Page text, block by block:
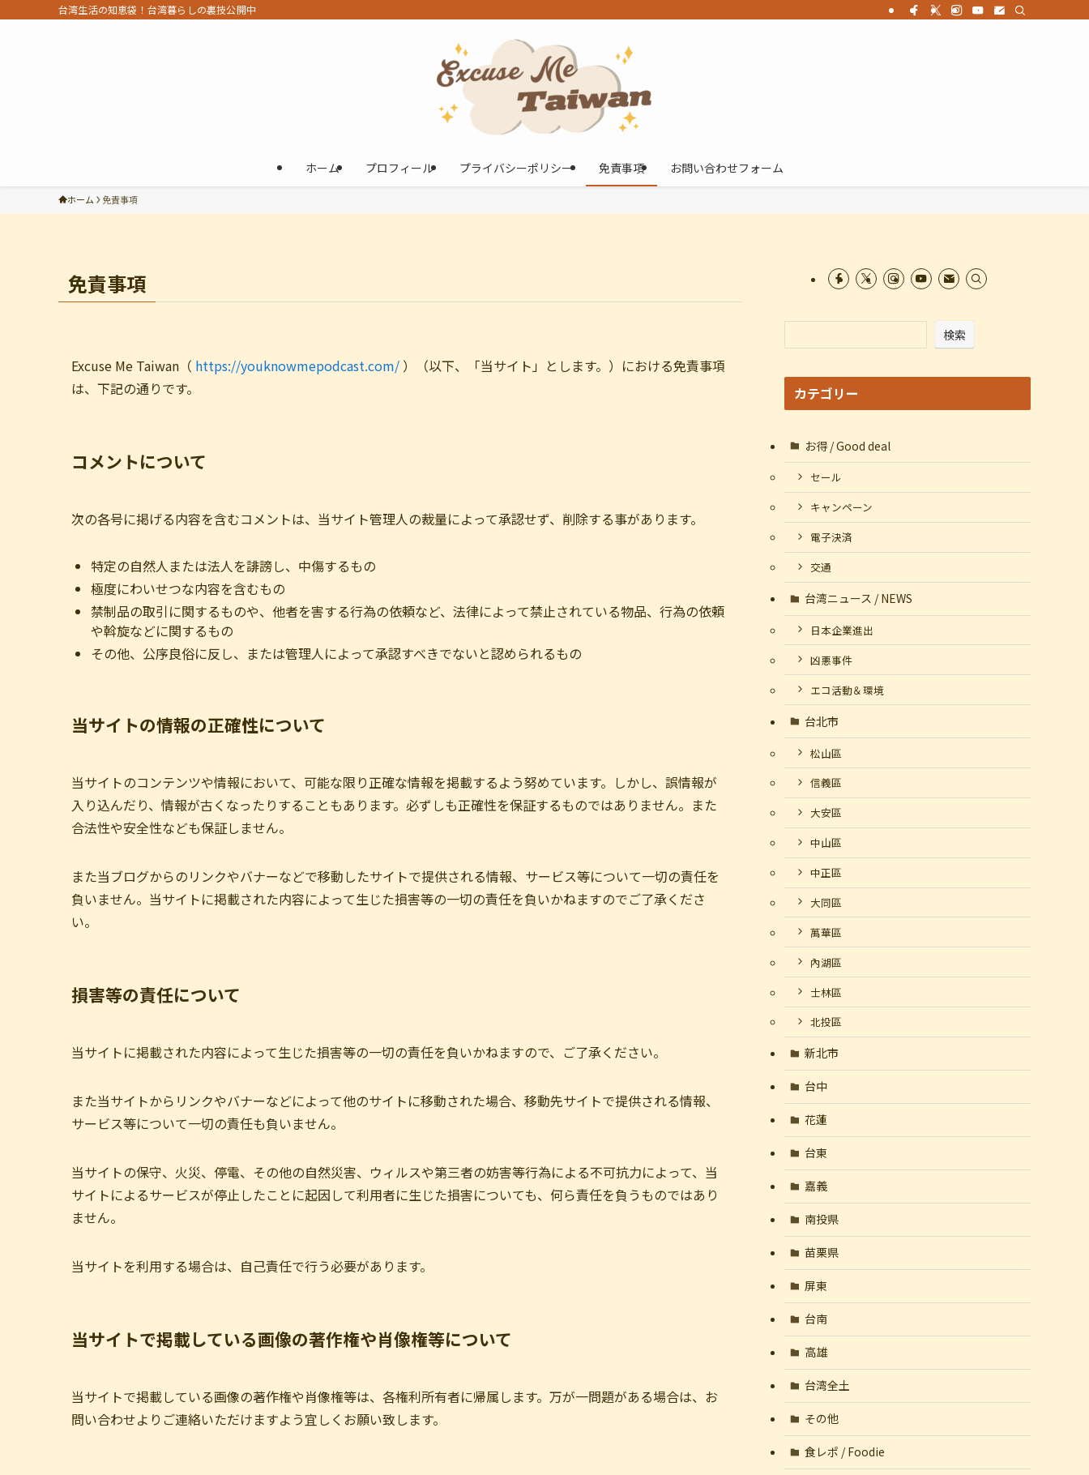
台湾生活の知恵袋！台湾暮らしの裏技公開中
ホーム プロフィール プライバシーポリシー 免責事項 お問い合わせフォーム
ホーム 免責事項
免責事項
Excuse Me Taiwan（ https://youknowmepodcast.com/ ）（以下、「当サイト」とします。）における免責事項
は、下記の通りです。
コメントについて
次の各号に掲げる内容を含むコメントは、当サイト管理人の裁量によって承認せず、削除する事があります。
特定の自然人または法人を誹謗し、中傷するもの
極度にわいせつな内容を含むもの
禁制品の取引に関するものや、他者を害する行為の依頼など、法律によって禁止されている物品、行為の依頼
や斡旋などに関するもの
その他、公序良俗に反し、または管理人によって承認すべきでないと認められるもの
当サイトの情報の正確性について
当サイトのコンテンツや情報において、可能な限り正確な情報を掲載するよう努めています。しかし、誤情報が
入り込んだり、情報が古くなったりすることもあります。必ずしも正確性を保証するものではありません。また
合法性や安全性なども保証しません。
また当ブログからのリンクやバナーなどで移動したサイトで提供される情報、サービス等について一切の責任を
負いません。当サイトに掲載された内容によって生じた損害等の一切の責任を負いかねますのでご了承くださ
い。
損害等の責任について
当サイトに掲載された内容によって生じた損害等の一切の責任を負いかねますので、ご了承ください。
また当サイトからリンクやバナーなどによって他のサイトに移動された場合、移動先サイトで提供される情報、
サービス等について一切の責任も負いません。
当サイトの保守、火災、停電、その他の自然災害、ウィルスや第三者の妨害等行為による不可抗力によって、当
サイトによるサービスが停止したことに起因して利用者に生じた損害についても、何ら責任を負うものではあり
ません。
当サイトを利用する場合は、自己責任で行う必要があります。
当サイトで掲載している画像の著作権や肖像権等について
当サイトで掲載している画像の著作権や肖像権等は、各権利所有者に帰属します。万が一問題がある場合は、お
問い合わせよりご連絡いただけますよう宜しくお願い致します。
検索
カテゴリー
お得 / Good deal
セール
キャンペーン
電子決済
交通
台湾ニュース / NEWS
日本企業進出
凶悪事件
エコ活動＆環境
台北市
松山區
信義區
大安區
中山區
中正區
大同區
萬華區
內湖區
士林區
北投區
新北市
台中
花蓮
台東
嘉義
南投県
苗栗県
屏東
台南
高雄
台湾全土
その他
食レポ / Foodie